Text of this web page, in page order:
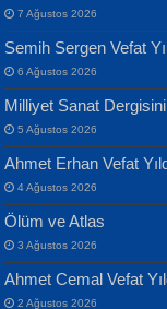
MUSTAFA
Yarına İz
ATİLLA ÖZEN
Sultan Olmadan
Yılmaz Ekinci
Geceye
Banu Sancak
Defterimden İçeri...
7 Ağustos 2026
Semih Sergen Vefat
6 Ağustos 2026
Milliyet Sanat
5 Ağustos 2026
Ahmet Erhan Vefat
4 Ağustos 2026
Ölüm ve Atlas
3 Ağustos 2026
Ahmet Cemal Vefat
2 Ağustos 2026